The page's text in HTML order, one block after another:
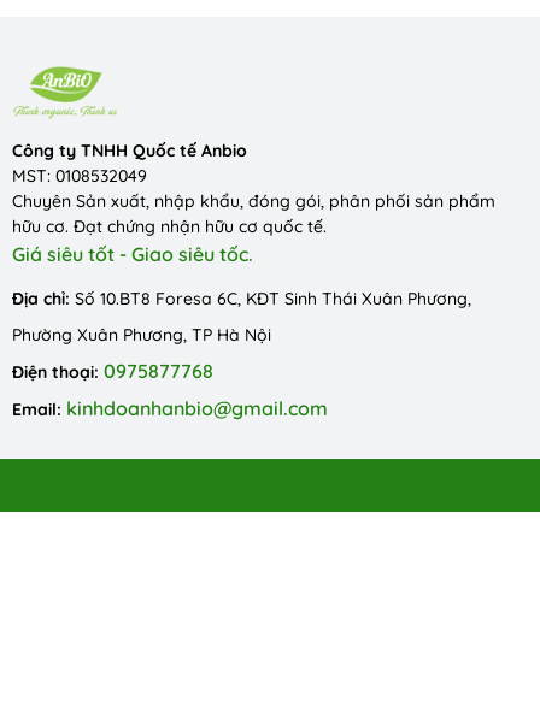
Công ty TNHH Quốc tế Anbio
MST: 0108532049
Chuyên Sản xuất, nhập khẩu, đóng gói, phân phối sản phẩm
hữu cơ. Đạt chứng nhận hữu cơ quốc tế.
Giá siêu tốt - Giao siêu tốc.
Địa chỉ: Số 10.BT8 Foresa 6C, KĐT Sinh Thái Xuân Phương,
Phường Xuân Phương, TP Hà Nội
Điện thoại: 0975877768
Email: kinhdoanhanbio@gmail.com